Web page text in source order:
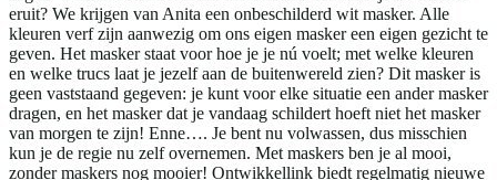
eruit? We krijgen van Anita een onbeschilderd wit masker. Alle
kleuren verf zijn aanwezig om ons eigen masker een eigen gezicht te
geven. Het masker staat voor hoe je je nú voelt; met welke kleuren
en welke trucs laat je jezelf aan de buitenwereld zien? Dit masker is
geen vaststaand gegeven: je kunt voor elke situatie een ander masker
dragen, en het masker dat je vandaag schildert hoeft niet het masker
van morgen te zijn! Enne…. Je bent nu volwassen, dus misschien
kun je de regie nu zelf overnemen. Met maskers ben je al mooi,
zonder maskers nog mooier! Ontwikkellink biedt regelmatig nieuwe